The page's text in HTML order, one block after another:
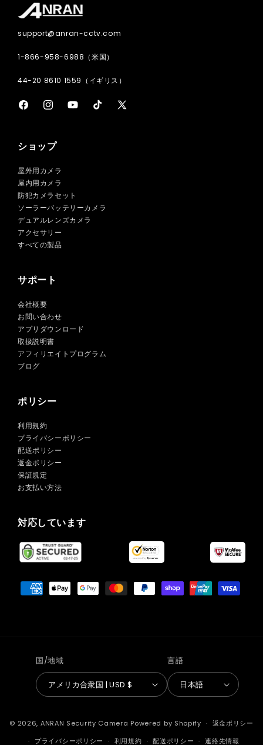
support@anran-cctv.com
1-866-958-6988（米国）
44-20 8610 1559（イギリス）
FacebookInstagramYouTubeTikTokX
ショップ
屋外用カメラ
屋内用カメラ
防犯カメラセット
ソーラーバッテリーカメラ
デュアルレンズカメラ
アクセサリー
すべての製品
サポート
会社概要
お問い合わせ
アプリダウンロード
取扱説明書
アフィリエイトプログラム
ブログ
ポリシー
利用規約
プライバシーポリシー
配送ポリシー
返金ポリシー
保証規定
お支払い方法
対応しています
国/地域
アメリカ合衆国 | USD $
言語
日本語
© 2026, ANRAN Security Camera Powered by Shopify
返金ポリシー
プライバシーポリシー
利用規約 配送ポリシー 連絡先情報